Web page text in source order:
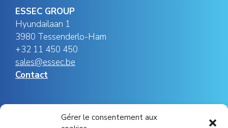
Gérer le consentement aux
ESSEC GROUP
Hyundailaan 1
3980 Tessenderlo-Ham
+32 11 450 450
sales@essec.be
Contact